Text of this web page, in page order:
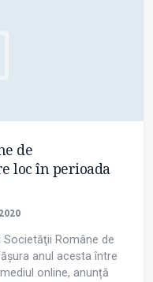
de
loc în perioada
Societăţii Române de
anul acesta între
online, anunță